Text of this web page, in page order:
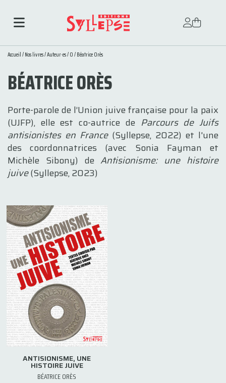
Accueil/Nos livres/Auteur·es/O/ Béatrice Orès
BÉATRICE ORÈS
Porte-parole de l’Union juive française pour la paix
(UJFP), elle est co-autrice de Parcours de Juifs
antisionistes en France(Syllepse, 2022) et l'une
des coordonnatrices (avec Sonia Fayman et
Michèle Sibony) deAntisionisme: une histoire
juive(Syllepse, 2023)
ANTISIONISME, UNE
HISTOIRE JUIVE
BÉATRICE ORÈS